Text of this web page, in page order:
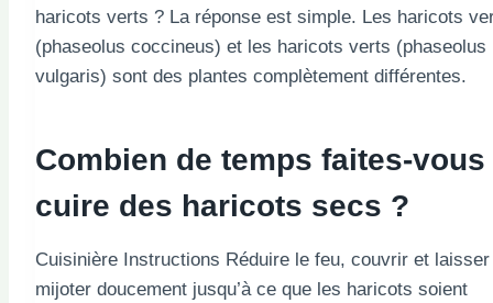
haricots verts ? La réponse est simple. Les haricots
(phaseolus coccineus) et les haricots verts (phaseolus
vulgaris) sont des plantes complètement différentes.
Combien de temps faites-vous
cuire des haricots secs ?
Cuisinière Instructions Réduire le feu, couvrir et laisser
mijoter doucement jusqu’à ce que les haricots soient